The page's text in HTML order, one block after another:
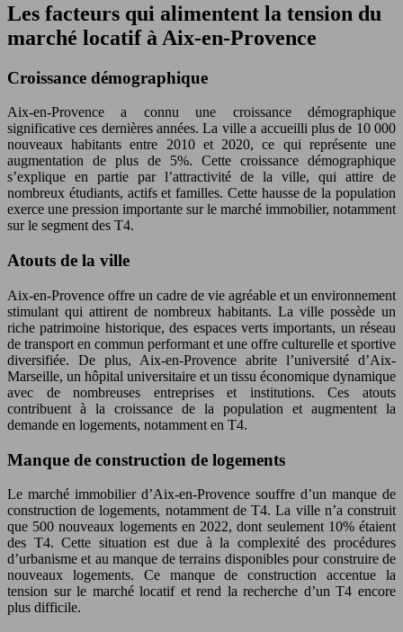
Les facteurs qui alimentent la tension du
marché locatif à Aix-en-Provence
Croissance démographique
Aix-en-Provence a connu une croissance démographique
significative ces dernières années. La ville a accueilli plus de 10 000
nouveaux habitants entre 2010 et 2020, ce qui représente une
augmentation de plus de 5%. Cette croissance démographique
s’explique en partie par l’attractivité de la ville, qui attire de
nombreux étudiants, actifs et familles. Cette hausse de la population
exerce une pression importante sur le marché immobilier, notamment
sur le segment des T4.
Atouts de la ville
Aix-en-Provence offre un cadre de vie agréable et un environnement
stimulant qui attirent de nombreux habitants. La ville possède un
riche patrimoine historique, des espaces verts importants, un réseau
de transport en commun performant et une offre culturelle et sportive
diversifiée. De plus, Aix-en-Provence abrite l’université d’Aix-
Marseille, un hôpital universitaire et un tissu économique dynamique
avec de nombreuses entreprises et institutions. Ces atouts
contribuent à la croissance de la population et augmentent la
demande en logements, notamment en T4.
Manque de construction de logements
Le marché immobilier d’Aix-en-Provence souffre d’un manque de
construction de logements, notamment de T4. La ville n’a construit
que 500 nouveaux logements en 2022, dont seulement 10% étaient
des T4. Cette situation est due à la complexité des procédures
d’urbanisme et au manque de terrains disponibles pour construire de
nouveaux logements. Ce manque de construction accentue la
tension sur le marché locatif et rend la recherche d’un T4 encore
plus difficile.